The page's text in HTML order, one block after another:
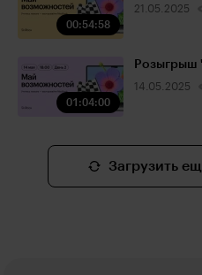
00:54:58
21.05.2025
01:04:00
Розыгрыш
14.05.2025
Загрузить